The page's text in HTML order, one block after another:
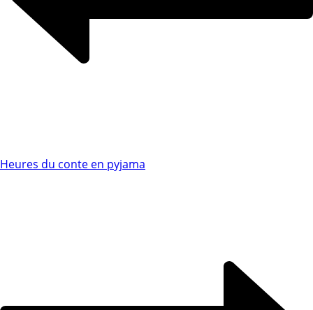
Heures du conte en pyjama